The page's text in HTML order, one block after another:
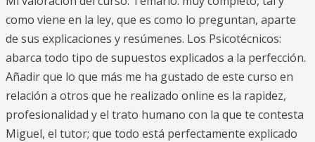
como viene en la ley, que es como lo preguntan, aparte
de sus explicaciones y resúmenes. Los Psicotécnicos:
abarca todo tipo de supuestos explicados a la perfección.
Añadir que lo que más me ha gustado de este curso en
relación a otros que he realizado online es la rapidez,
profesionalidad y el trato humano con la que te contesta
Miguel, el tutor; que todo está perfectamente explicado